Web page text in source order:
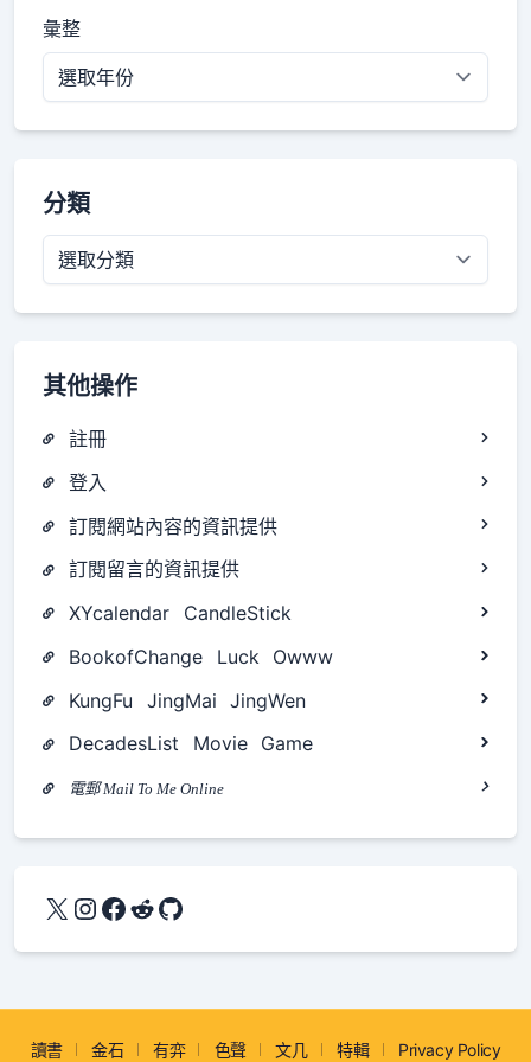
彙整
分類
分
類
其他操作
註冊
登入
訂閱網站內容的資訊提供
訂閱留言的資訊提供
XYcalendar
CandleStick
BookofChange
Luck
Owww
KungFu
JingMai
JingWen
DecadesList
Movie Game
電郵 Mail To Me Online
X Instagram
Facebook
Reddit
GitHub
讀書 金石 有弈 色聲 文几 特輯 Privacy Policy